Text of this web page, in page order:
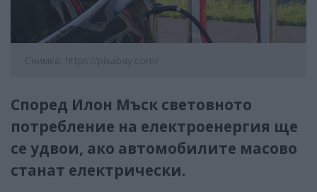
Снимка: https://pixabay.com/
Според Илон Мъск световното
потребление на електроенергия ще
се удвои, ако автомобилите масово
станат електрически.